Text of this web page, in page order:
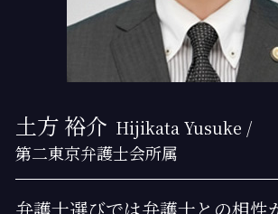
土方 裕介 Hijikata Yusuke /
第二東京弁護士会所属